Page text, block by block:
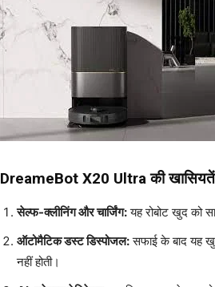
DreameBot X20 Ultra की
सेल्फ-क्लीनिंग और चार्जिंग:यह रोबोट खुद को
ऑटोमैटिक डस्ट डिस्पोजल:सफाई के बाद यह
नहीं होती।